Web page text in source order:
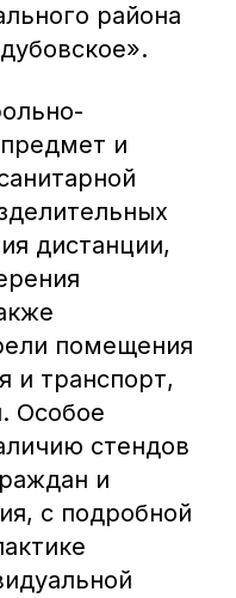
района
и
дистанции,
помещения
и транспорт,
Особое
стендов
и
с подробной